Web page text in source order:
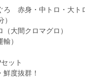
ろ 赤身・中トロ・大ト
大間クロマグロ）
）
ット
度抜群！